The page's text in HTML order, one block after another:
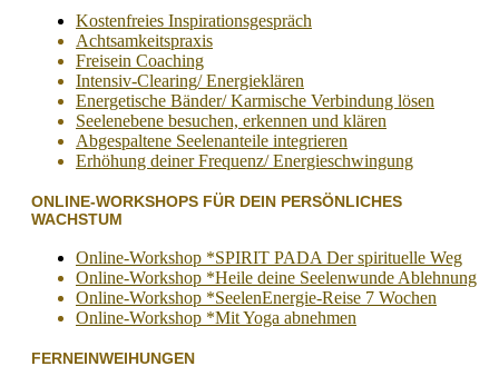
Kostenfreies Inspirationsgespräch
Achtsamkeitspraxis
Freisein Coaching
Intensiv-Clearing/ Energieklären
Energetische Bänder/ Karmische Verbindung lösen
Seelenebene besuchen, erkennen und klären
Abgespaltene Seelenanteile integrieren
Erhöhung deiner Frequenz/ Energieschwingung
ONLINE-WORKSHOPS FÜR DEIN PERSÖNLICHES
WACHSTUM
Online-Workshop *SPIRIT PADA Der spirituelle Weg
Online-Workshop *Heile deine Seelenwunde Ablehnung
Online-Workshop *SeelenEnergie-Reise 7 Wochen
Online-Workshop *Mit Yoga abnehmen
FERNEINWEIHUNGEN